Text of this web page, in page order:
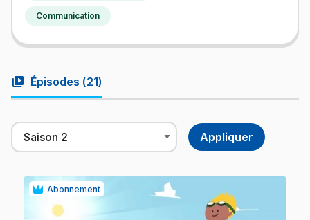
Communication
video_library Épisodes (21)
Abonnement